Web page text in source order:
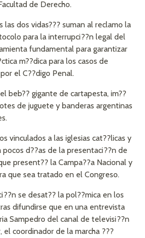
de Derecho.
las dos vidas??? suman al reclamo la
para la interrupci??n legal del
fundamental para garantizar
m??dica para los casos de
el C??digo Penal.
beb?? gigante de cartapesta, im??
de juguete y banderas argentinas
vinculados a las iglesias cat??licas y
pocos d??as de la presentaci??n de
present?? la Campa??a Nacional y
que sea tratado en el Congreso.
se desat?? la pol??mica en los
difundirse que en una entrevista
Sampedro del canal de televisi??n
el coordinador de la marcha ???